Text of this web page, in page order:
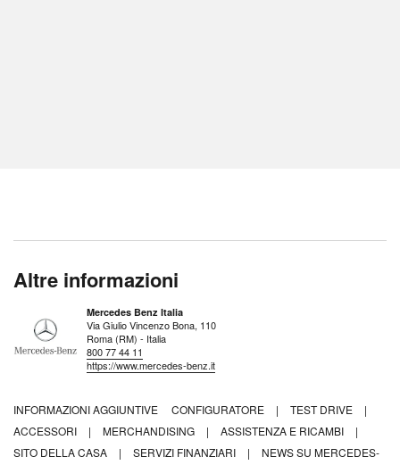
Altre informazioni
Mercedes Benz Italia
Via Giulio Vincenzo Bona, 110
Roma (RM) - Italia
800 77 44 11
https://www.mercedes-benz.it
INFORMAZIONI AGGIUNTIVE CONFIGURATORE | TEST DRIVE
|
ACCESSORI
| MERCHANDISING | ASSISTENZA E RICAMBI
|
SITO DELLA CASA
| SERVIZI FINANZIARI |
NEWS SU MERCEDES-